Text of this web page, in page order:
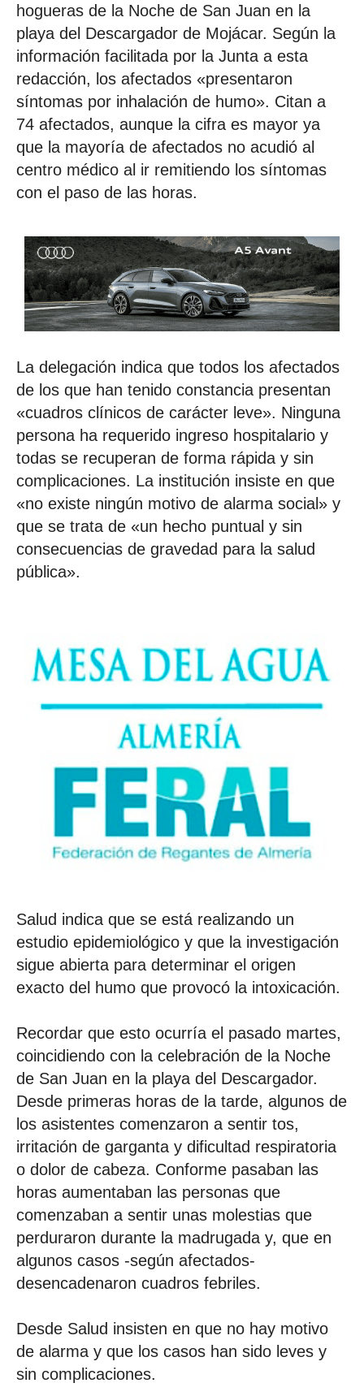
hogueras de la Noche de San Juan en la
playa del Descargador de Mojácar. Según la
información facilitada por la Junta a esta
redacción, los afectados «presentaron
síntomas por inhalación de humo». Citan a
74 afectados, aunque la cifra es mayor ya
que la mayoría de afectados no acudió al
centro médico al ir remitiendo los síntomas
con el paso de las horas.
La delegación indica que todos los afectados
de los que han tenido constancia presentan
«cuadros clínicos de carácter leve». Ninguna
persona ha requerido ingreso hospitalario y
todas se recuperan de forma rápida y sin
complicaciones. La institución insiste en que
«no existe ningún motivo de alarma social» y
que se trata de «un hecho puntual y sin
consecuencias de gravedad para la salud
pública».
Salud indica que se está realizando un
estudio epidemiológico y que la investigación
sigue abierta para determinar el origen
exacto del humo que provocó la intoxicación.
Recordar que esto ocurría el pasado martes,
coincidiendo con la celebración de la Noche
de San Juan en la playa del Descargador.
Desde primeras horas de la tarde, algunos de
los asistentes comenzaron a sentir tos,
irritación de garganta y dificultad respiratoria
o dolor de cabeza. Conforme pasaban las
horas aumentaban las personas que
comenzaban a sentir unas molestias que
perduraron durante la madrugada y, que en
algunos casos -según afectados-
desencadenaron cuadros febriles.
Desde Salud insisten en que no hay motivo
de alarma y que los casos han sido leves y
sin complicaciones.